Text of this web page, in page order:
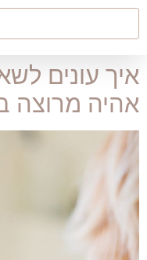
איך עונים
אהיה מרוצה